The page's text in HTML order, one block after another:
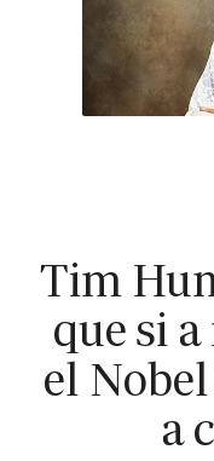
Tim
que si
el
a